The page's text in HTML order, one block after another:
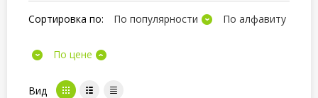
Сортировка по: По популярности По алфавиту
По цене
Вид